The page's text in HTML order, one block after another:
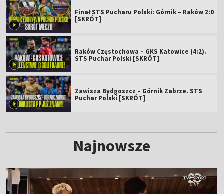
Finał STS Pucharu Polski: Górnik – Raków 2:0
[SKRÓT]
Raków Częstochowa – GKS Katowice (4:2).
STS Puchar Polski [SKRÓT]
Zawisza Bydgoszcz – Górnik Zabrze. STS
Puchar Polski [SKRÓT]
Najnowsze